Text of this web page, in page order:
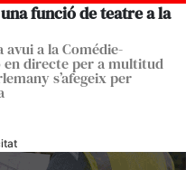
funció de teatre a la
avui a la Comédie-
en directe per a multitud
s’afegeix per